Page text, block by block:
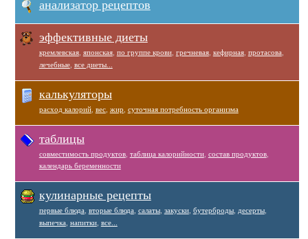
анализатор рецептов
эффективные диеты
кремлевская, японская, по группе крови, гречневая, кефирная, протасова
лечебные, все диеты...
калькуляторы
расход калорий, вес, жир суточная потребность организма
таблицы
совместимость продуктов, таблица калорийности, состав продуктов,
календарь беременности
кулинарные рецепты
первые блюда вторые блюда салаты, закуски, бутерброды, десерты,
выпечка напитки, все...